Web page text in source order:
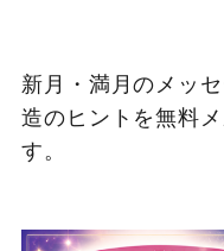
新月・満月のメッ
造のヒントを無料
す。